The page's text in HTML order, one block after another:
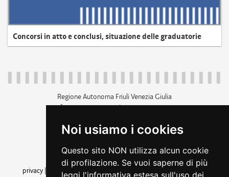
Noi usiamo i cookies
Questo sito NON utilizza alcun cookie
di profilazione. Se vuoi saperne di più
leggi l'informativa estesa sull'uso dei
Concorsi in atto e conclusi, situazione delle graduatorie
Regione Autonoma Friuli Venezia Giulia
c.f. 80014930327; p.iva 00526040324
+39 040 3771111
amministrazione trasparente
privacy
cookie |note legali accessibilità
dichiarazione di